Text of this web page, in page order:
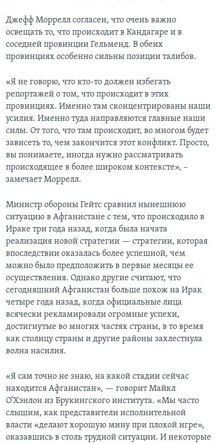
Джефф Моррелл согласен, что очень важно
освещать то, что происходит в Кандагаре и в
соседней провинции Гельменд. В обеих
провинциях особенно сильны позиции талибов.
«Я не говорю, что кто-то должен избегать
репортажей о том, что происходит в этих
провинциях. Именно там сконцентрированы наши
усилия. Именно туда направляются главные наши
силы. От того, что там происходит, во многом будет
зависеть то, чем закончится этот конфликт. Просто,
вы понимаете, иногда нужно рассматривать
происходящее в более широком контексте», –
замечает Моррелл.
Министр обороны Гейтс сравнил нынешнюю
ситуацию в Афганистане с тем, что происходило в
Ираке три года назад, когда была начата
реализация новой стратегии — стратегии, которая
впоследствии оказалась более успешной, чем
можно было предположить в первые месяцы ее
осуществления. Однако другие считают, что
сегодняшний Афганистан больше похож на Ирак
четыре года назад, когда официальные лица
всячески рекламировали огромные успехи,
достигнутые во многих частях страны, в то время
как столицу страны и другие районы захлестнула
волна насилия.
«Я сам точно не знаю, на какой стадии сейчас
находится Афганистан», — говорит Майкл
О’Хэнлон из Брукингского института. «Мы часто
слышим, как представители исполнительной
власти «делают хорошую мину при плохой игре»,
оказавшись в столь трудной ситуации. И некоторые